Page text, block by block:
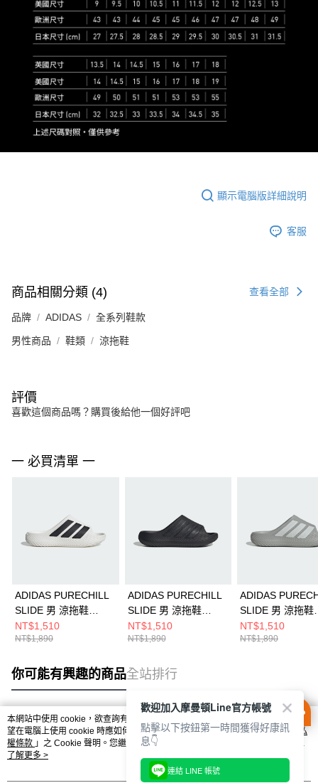
顯示電腦版詳細說明
客服
商品相關分類 (4) 查看全部
品牌 ADIDAS 全系列鞋款
男性商品 鞋類 涼拖鞋
評價
喜歡這個商品嗎？購買後給他一個好評吧
一 必買清單 一
ADIDAS PURECHILL
SLIDE 男 涼拖鞋
KI0054
NT$1,510
NT$1,890
ADIDAS PURECHILL
SLIDE 男 涼拖鞋
KI0055
NT$1,510
NT$1,890
ADIDAS
SLIDE 男 涼拖鞋
KI0059
NT$1,510
NT$1,890
你可能有興趣的商品全站排行
熱門標籤
本網站中使用 cookie，欲查詢有關本網站使用 cookie 方式之詳情，及若您不希
望在電腦上使用 cookie 時應如何變更電腦的 cookie 設定，請參閱本網站「
隱私
權條款 」之 Cookie 聲明。您繼續使用本網站即表示您同意本公司得按本網站使
用條款之 Cookie 聲明使用 cookie。
了解更多 >
歡迎加入摩曼頓Line官方帳號
點擊以下按鈕第一時間獲得好康訊
息👇
連結 LINE 帳號